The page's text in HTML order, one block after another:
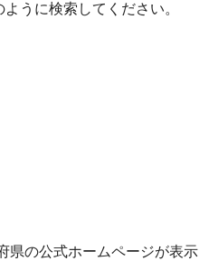
うに検索してください。
県の公式ホームページが表示